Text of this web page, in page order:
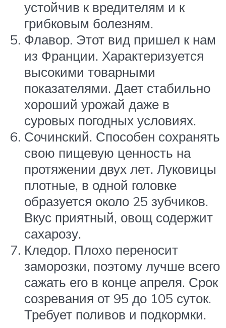
устойчив к вредителям и к
грибковым болезням.
Флавор. Этот вид пришел к нам
из Франции. Характеризуется
высокими товарными
показателями. Дает стабильно
хороший урожай даже в
суровых погодных условиях.
Сочинский. Способен сохранять
свою пищевую ценность на
протяжении двух лет. Луковицы
плотные, в одной головке
образуется около 25 зубчиков.
Вкус приятный, овощ содержит
сахарозу.
Кледор. Плохо переносит
заморозки, поэтому лучше всего
сажать его в конце апреля. Срок
созревания от 95 до 105 суток.
Требует поливов и подкормки.